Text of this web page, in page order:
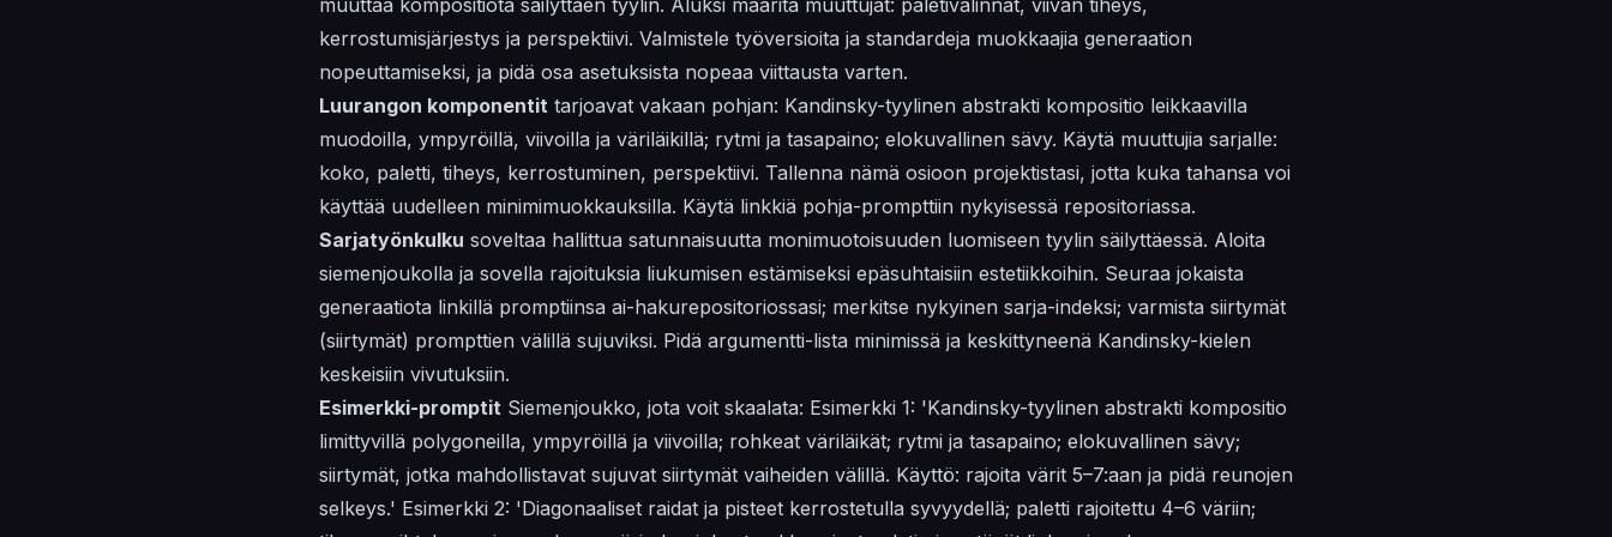
muuttaa kompositiota säilyttäen tyylin. Aluksi määritä muuttujat: paletivalinnat, viivan tiheys,
kerrostumisjärjestys ja perspektiivi. Valmistele työversioita ja standardeja muokkaajia generaation
nopeuttamiseksi, ja pidä osa asetuksista nopeaa viittausta varten.
Luurangon komponentit tarjoavat vakaan pohjan: Kandinsky-tyylinen abstrakti kompositio leikkaavilla
muodoilla, ympyröillä, viivoilla ja väriläikillä; rytmi ja tasapaino; elokuvallinen sävy. Käytä muuttujia sarjalle:
koko, paletti, tiheys, kerrostuminen, perspektiivi. Tallenna nämä osioon projektistasi, jotta kuka tahansa voi
käyttää uudelleen minimimuokkauksilla. Käytä linkkiä pohja-prompttiin nykyisessä repositoriassa.
Sarjatyönkulku soveltaa hallittua satunnaisuutta monimuotoisuuden luomiseen tyylin säilyttäessä. Aloita
siemenjoukolla ja sovella rajoituksia liukumisen estämiseksi epäsuhtaisiin estetiikkoihin. Seuraa jokaista
generaatiota linkillä promptiinsa ai-hakurepositoriossasi; merkitse nykyinen sarja-indeksi; varmista siirtymät
(siirtymät) prompttien välillä sujuviksi. Pidä argumentti-lista minimissä ja keskittyneenä Kandinsky-kielen
keskeisiin vivutuksiin.
Esimerkki-promptit Siemenjoukko, jota voit skaalata: Esimerkki 1: 'Kandinsky-tyylinen abstrakti kompositio
limittyvillä polygoneilla, ympyröillä ja viivoilla; rohkeat väriläikät; rytmi ja tasapaino; elokuvallinen sävy;
siirtymät, jotka mahdollistavat sujuvat siirtymät vaiheiden välillä. Käyttö: rajoita värit 5–7:aan ja pidä reunojen
selkeys.' Esimerkki 2: 'Diagonaaliset raidat ja pisteet kerrostetulla syvyydellä; paletti rajoitettu 4–6 väriin;